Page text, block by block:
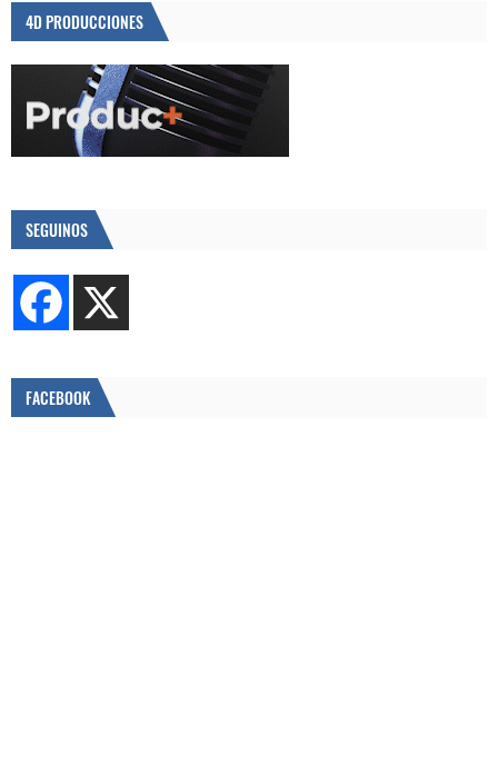
4D PRODUCCIONES
SEGUINOS
FACEBOOK